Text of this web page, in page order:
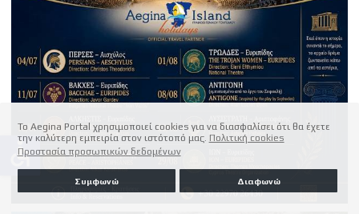
Το Aegina Portal χρησιμοποιεί cookies για να διασφαλίσει ότι θα έχετε
την καλύτερη εμπειρία στον ιστότοπό μας. Πολιτική cookies
Προστασία προσωπικών δεδομένων
Συμφωνώ Διαφωνώ
accessible